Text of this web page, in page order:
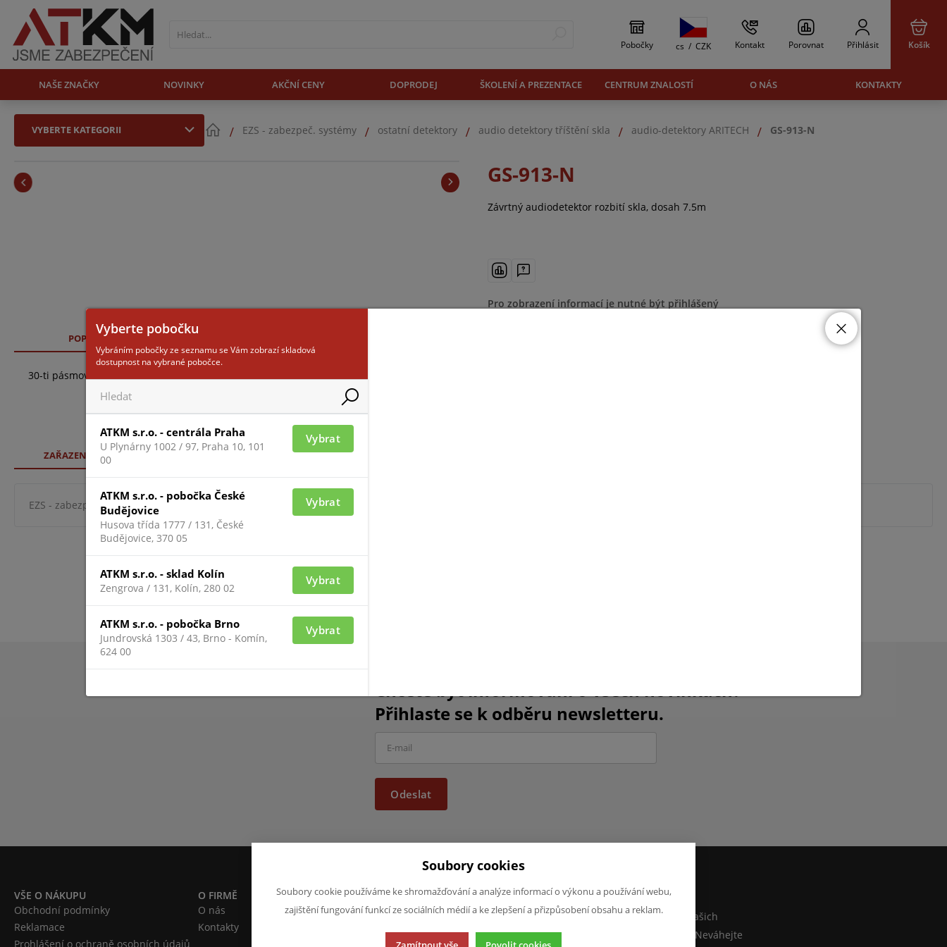
Pobočky cs / CZK Kontakt Porovnat Přihlásit Košík
NAŠE ZNAČKY NOVINKY AKČNÍ CENY DOPRODEJ ŠKOLENÍ A PREZENTACE CENTRUM ZNALOSTÍ O NÁS KONTAKTY
VYBERTE KATEGORII EZS - zabezpeč. systémy ostatní detektory audio detektory tříštění skla audio-detektory ARITECH GS-913-N
GS-913-N
Závrtný audiodetektor rozbití skla, dosah 7.5m
Pro zobrazení informací je nutné být přihlášený
POPIS
30-ti pásmová detekce, všesměrový mikrofon 180°, odolnost proti RFI 20V/m, určen pro zapuštěnou montáž, vyžaduje otvor A2.5 x 7cm, odběr 12(25)mA
ZAŘAZENÍ ZBOŽÍ
EZS - zabezpeč. systémy ostatní detektory audio detektory tříštění skla
Chcete být informováni o všech novinkách?
Přihlaste se k odběru newsletteru.
Odeslat
VŠE O NÁKUPU
Obchodní podmínky
Reklamace
Prohlášení o ochraně osobních údajů
O FIRMĚ
O nás
Kontakty
JAZYK A MĚNA
NAPIŠTE NÁM
Chcete nám něco sdělit o našich
produktech nebo e-shopu? Neváhejte
Soubory cookies
Soubory cookie používáme ke shromažďování a analýze informací o výkonu a používání webu,
zajištění fungování funkcí ze sociálních médií a ke zlepšení a přizpůsobení obsahu a reklam.
Vyberte pobočku
Vybráním pobočky ze seznamu se Vám zobrazí skladová
dostupnost na vybrané pobočce.
ATKM s.r.o. - centrála Praha
U Plynárny 1002 / 97, Praha 10, 101
00
Vybrat
ATKM s.r.o. - pobočka České
Budějovice
Husova třída 1777 / 131, České
Budějovice, 370 05
Vybrat
ATKM s.r.o. - sklad Kolín
Zengrova / 131, Kolín, 280 02
Vybrat
ATKM s.r.o. - pobočka Brno
Jundrovská 1303 / 43, Brno - Komín,
624 00
Vybrat